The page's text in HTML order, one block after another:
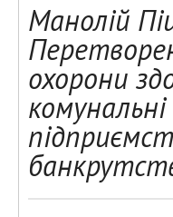
Манолій
охорони